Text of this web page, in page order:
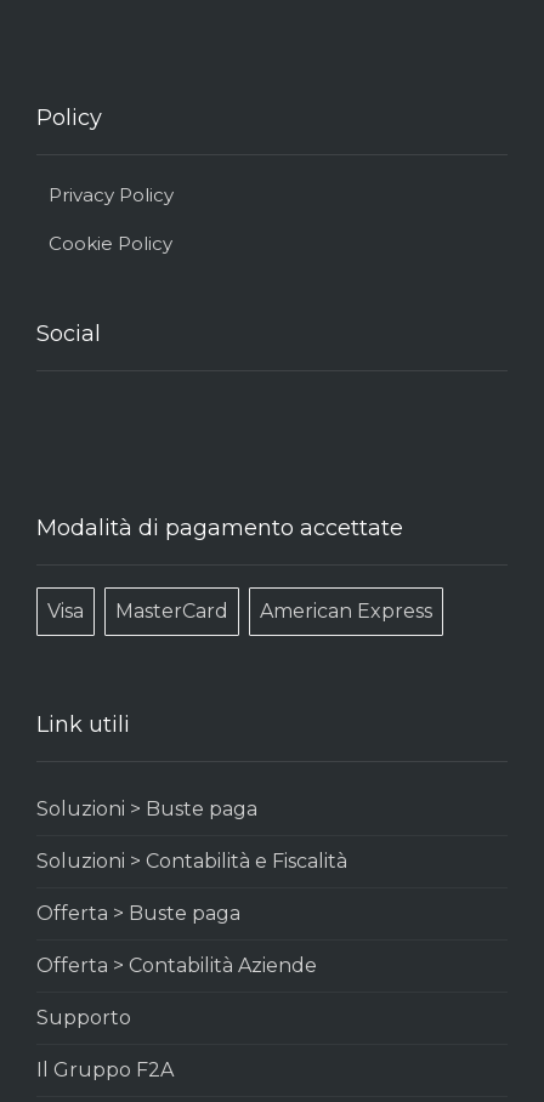
Policy
Privacy Policy
Cookie Policy
Social
Modalità di pagamento accettate
Visa MasterCard American Express
Link utili
Soluzioni > Buste paga
Soluzioni > Contabilità e Fiscalità
Offerta > Buste paga
Offerta > Contabilità Aziende
Supporto
Il Gruppo F2A